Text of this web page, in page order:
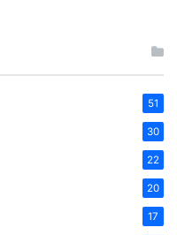
51
30
22
20
17